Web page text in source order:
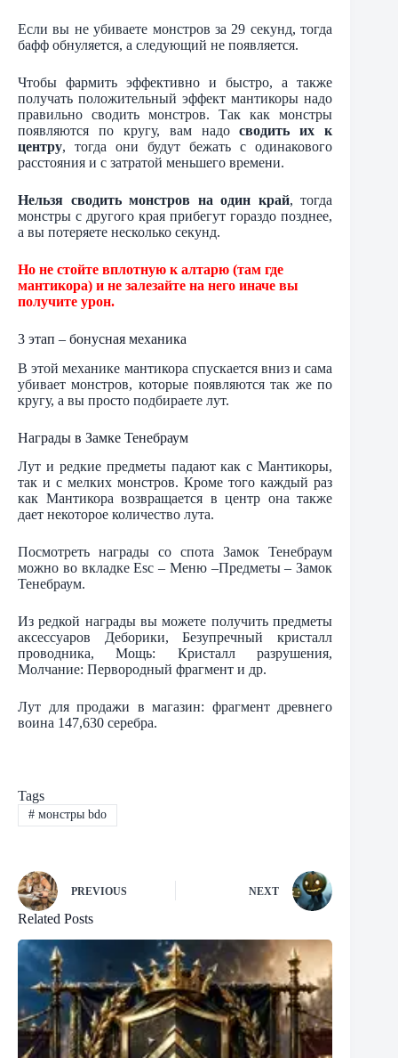
Если вы не убиваете монстров за 29 секунд, тогда
бафф обнуляется, а следующий не появляется.
Чтобы фармить эффективно и быстро, а также
получать положительный эффект мантикоры надо
правильно сводить монстров. Так как монстры
появляются по кругу, вам надосводить их к
центру, тогда они будут бежать с одинакового
расстояния и с затратой меньшего времени.
Нельзя сводить монстров на один край, тогда
монстры с другого края прибегут гораздо позднее,
а вы потеряете несколько секунд.
Но не стойте вплотную к алтарю (там где
мантикора) и не залезайте на него иначе вы
получите урон.
3 этап – бонусная механика
В этой механике мантикора спускается вниз и сама
убивает монстров, которые появляются так же по
кругу, а вы просто подбираете лут.
Награды в Замке Тенебраум
Лут и редкие предметы падают как с Мантикоры,
так и с мелких монстров. Кроме того каждый раз
как Мантикора возвращается в центр она также
дает некоторое количество лута.
Посмотреть награды со спота Замок Тенебраум
можно во вкладке Esc – Меню –Предметы – Замок
Тенебраум.
Из редкой награды вы можете получить предметы
аксессуаров Деборики, Безупречный кристалл
проводника, Мощь: Кристалл разрушения,
Молчание: Первородный фрагмент и др.
Лут для продажи в магазин: фрагмент древнего
воина 147,630 серебра.
Tags
#монстры bdo
PREVIOUS NEXT
Related Posts